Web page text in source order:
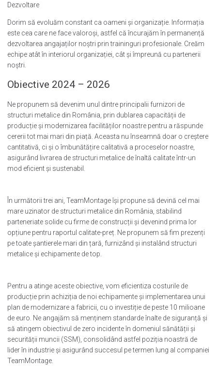
Dezvoltare
Dorim să evoluăm constant ca oameni și organizație. Informația
este cea care ne face valoroși, astfel că încurajăm în permanență
dezvoltarea angajaților noștri prin traininguri profesionale. Creăm
echipe atât în interiorul organizației, cât și împreună cu partenerii
noștri.
Obiective 2024 – 2026
Ne propunem să devenim unul dintre principalii furnizori de
structuri metalice din România, prin dublarea capacității de
producție și modernizarea facilităților noastre pentru a răspunde
cererii tot mai mari din piață. Aceasta nu înseamnă doar o creștere
cantitativă, ci și o îmbunătățire calitativă a proceselor noastre,
asigurând livrarea de structuri metalice de înaltă calitate într-un
mod eficient și sustenabil.
În următorii trei ani, TeamMontage își propune să devină cel mai
mare uzinator de structuri metalice din România, stabilind
parteneriate solide cu firme de construcții și devenind prima lor
opțiune pentru raportul calitate-preț. Ne propunem să fim prezenți
pe toate șantierele mari din țară, furnizând și instalând structuri
metalice și echipamente de top.
Pentru a atinge aceste obiective, vom eficientiza costurile de
producție prin achiziția de noi echipamente și implementarea unui
plan de modernizare a fabricii, cu o investiție de peste 10 milioane
de euro. Ne angajăm să menținem standarde înalte de siguranță și
să atingem obiectivul de zero incidente în domeniul sănătății și
securității muncii (SSM), consolidând astfel poziția noastră de
lider în industrie și asigurând succesul pe termen lung al companiei
TeamMontage.